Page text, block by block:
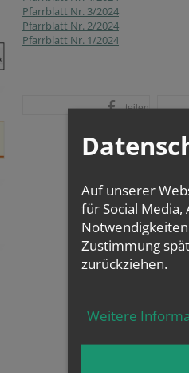
Pfarrblatt Nr. 3/2024
Pfarrblatt Nr. 2/2024
Pfarrblatt Nr. 1/2024
teilen
Auf unserer
für Social Media,
Zustimmung
zurückziehen.
Weitere